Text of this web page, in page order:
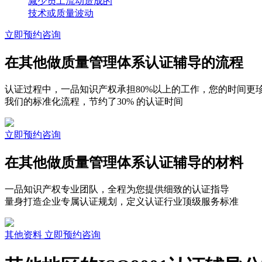
技术或质量波动
立即预约咨询
在其他做质量管理体系认证辅导的流程
认证过程中，一品知识产权承担80%以上的工作，您的时间更
我们的标准化流程，节约了30% 的认证时间
立即预约咨询
在其他做质量管理体系认证辅导的材料
一品知识产权专业团队，全程为您提供细致的认证指导
量身打造企业专属认证规划，定义认证行业顶级服务标准
其他资料 立即预约咨询